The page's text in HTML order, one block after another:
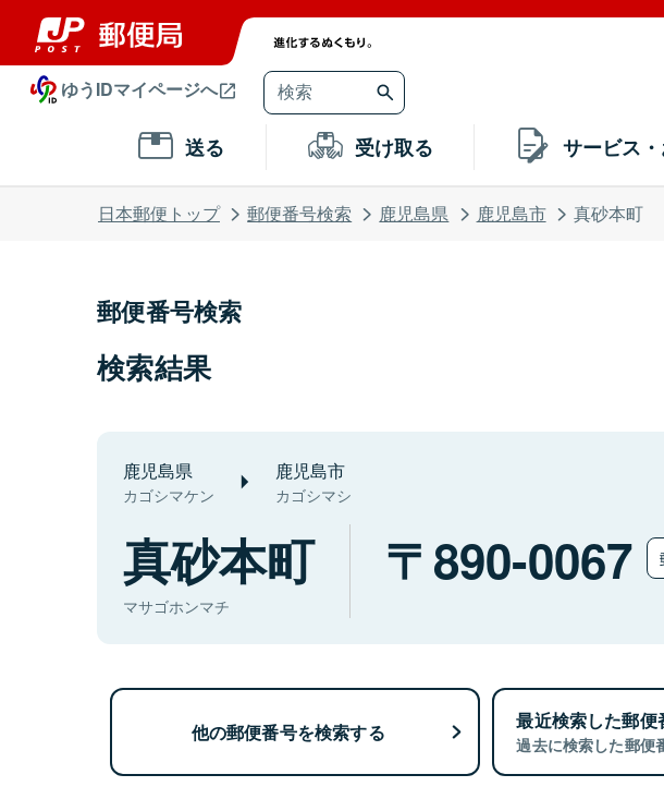
ゆうIDマイページへ
送る 受け取る サービス
日本郵便トップ 郵便番号検索 鹿児島県 鹿児島市 真砂本町
郵便番号検索
検索結果
鹿児島県
カゴシマケン
鹿児島市
カゴシマシ
真砂本町
マサゴホンマチ
890-0067
他の郵便番号を検索する 最近検索した郵便
過去に検索した郵便